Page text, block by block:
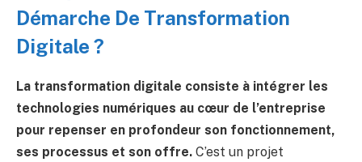
Démarche De Transformation
Digitale ?
La transformation digitale consiste à intégrer les
technologies numériques au cœur de l’entreprise
pour repenser en profondeur son fonctionnement,
ses processus et son offre. C’est un projet